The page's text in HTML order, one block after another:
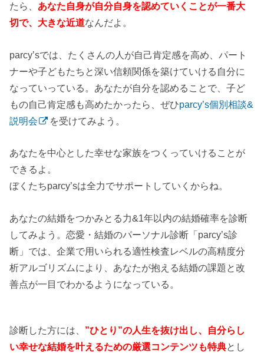
たら、 あなた自身が自分自身を認めていくことが一番大
切で、大きな近道なんだよ。
parcy’sでは、たくさんの人が自己肯定感を高め、パート
ナーや子どもたちと深い信頼関係を築けていける自分に
なっていっている。あなたが自分を認めることで、子ど
もの自己肯定感も高めたかったら、ぜひparcy’s個別相談&
説明会
を受けてみよう。
あなたを中心とした幸せな家族をつくっていけることが
できるよ。
ぼくたちparcy’sは全力でサポートしていくからね。
あなたの結婚をつかみとる力&1年以内の結婚確率を診断
してみよう。恋愛・結婚のパーソナル診断「parcy’s診
断」では、企業で用いられる適性検査レベルの高精度分
析アルゴリズムにより、あなたが抱える結婚の課題と改
善点が一目でわかるようになっている。
診断した方には、 ”ひとり”の人生を抜け出し、自分らし
い幸せな結婚を叶えるための厳選コンテンツも特典とし